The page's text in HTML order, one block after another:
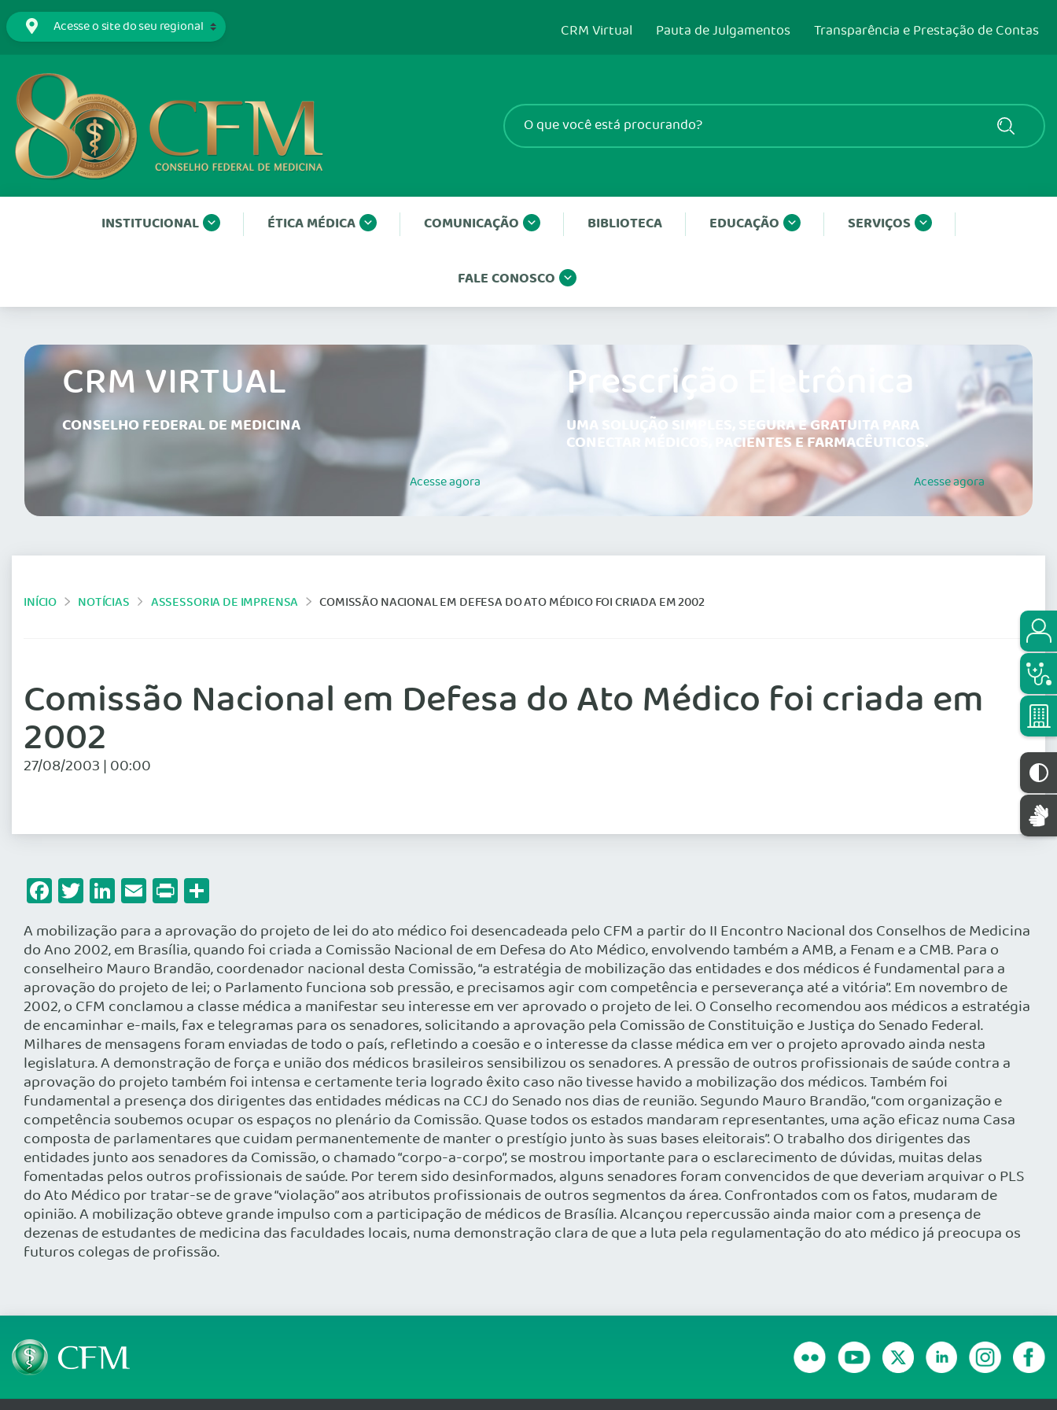
CRM Virtual Pauta de Julgamentos Transparência e Prestação de Contas
INSTITUCIONAL ÉTICA MÉDICA COMUNICAÇÃO BIBLIOTECA EDUCAÇÃO SERVIÇOS
FALE CONOSCO
CRM VIRTUAL
CONSELHO FEDERAL DE MEDICINA
Acesseagora
Prescrição Eletrônica
UMA SOLUÇÃO SIMPLES, SEGURA E GRATUITA PARA
CONECTAR MÉDICOS, PACIENTES E FARMACÊUTICOS.
Acesseagora
INÍCIO NOTÍCIAS ASSESSORIA DE IMPRENSA COMISSÃO NACIONAL EM DEFESA DO ATO MÉDICO FOI CRIADA EM 2002
Comissão Nacional em Defesa do Ato Médico foi criada em
2002
27/08/2003 | 00:00
Facebook
Twitter
LinkedIn
Email
Print
A mobilização para a aprovação do projeto de lei do ato médico foi desencadeada pelo CFM a partir do II Encontro Nacional dos Conselhos de Medicina
do Ano 2002, em Brasília, quando foi criada a Comissão Nacional de em Defesa do Ato Médico, envolvendo também a AMB, a Fenam e a CMB. Para o
conselheiro Mauro Brandão, coordenador nacional desta Comissão, “a estratégia de mobilização das entidades e dos médicos é fundamental para a
aprovação do projeto de lei; o Parlamento funciona sob pressão, e precisamos agir com competência e perseverança até a vitória”. Em novembro de
2002, o CFM conclamou a classe médica a manifestar seu interesse em ver aprovado o projeto de lei. O Conselho recomendou aos médicos a estratégia
de encaminhar e-mails, fax e telegramas para os senadores, solicitando a aprovação pela Comissão de Constituição e Justiça do Senado Federal.
Milhares de mensagens foram enviadas de todo o país, refletindo a coesão e o interesse da classe médica em ver o projeto aprovado ainda nesta
legislatura. A demonstração de força e união dos médicos brasileiros sensibilizou os senadores. A pressão de outros profissionais de saúde contra a
aprovação do projeto também foi intensa e certamente teria logrado êxito caso não tivesse havido a mobilização dos médicos. Também foi
fundamental a presença dos dirigentes das entidades médicas na CCJ do Senado nos dias de reunião. Segundo Mauro Brandão, “com organização e
competência soubemos ocupar os espaços no plenário da Comissão. Quase todos os estados mandaram representantes, uma ação eficaz numa Casa
composta de parlamentares que cuidam permanentemente de manter o prestígio junto às suas bases eleitorais”. O trabalho dos dirigentes das
entidades junto aos senadores da Comissão, o chamado “corpo-a-corpo”, se mostrou importante para o esclarecimento de dúvidas, muitas delas
fomentadas pelos outros profissionais de saúde. Por terem sido desinformados, alguns senadores foram convencidos de que deveriam arquivar o PLS
do Ato Médico por tratar-se de grave “violação” aos atributos profissionais de outros segmentos da área. Confrontados com os fatos, mudaram de
opinião. A mobilização obteve grande impulso com a participação de médicos de Brasília. Alcançou repercussão ainda maior com a presença de
dezenas de estudantes de medicina das faculdades locais, numa demonstração clara de que a luta pela regulamentação do ato médico já preocupa os
futuros colegas de profissão.